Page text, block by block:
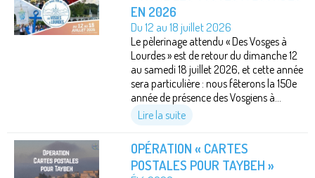
EN 2026
Du 12 au 18 juillet 2026
Le pèlerinage attendu « Des Vosges à
Lourdes » est de retour du dimanche 12
au samedi 18 juillet 2026, et cette année
sera particulière : nous fêterons la 150e
année de présence des Vosgiens à...
Lire la suite
OPÉRATION « CARTES
POSTALES POUR TAYBEH »